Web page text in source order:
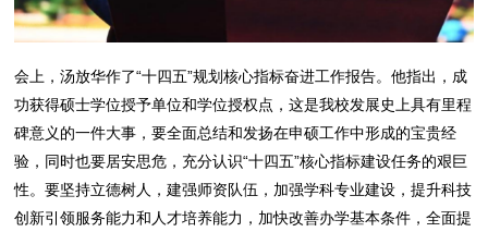
会上，汤放华作了“十四五”规划核心指标奋进工作报告。他指出，成
功获得硕士学位授予单位和学位授权点，这是我校发展史上具有里程
碑意义的一件大事，要全面总结和发扬在申硕工作中形成的宝贵经
验，同时也要居安思危，充分认识“十四五”核心指标建设任务的艰巨
性。要坚持立德树人，建强师资队伍，加强学科专业建设，提升科技
创新引领服务能力和人才培养能力，加快改善办学基本条件，全面提